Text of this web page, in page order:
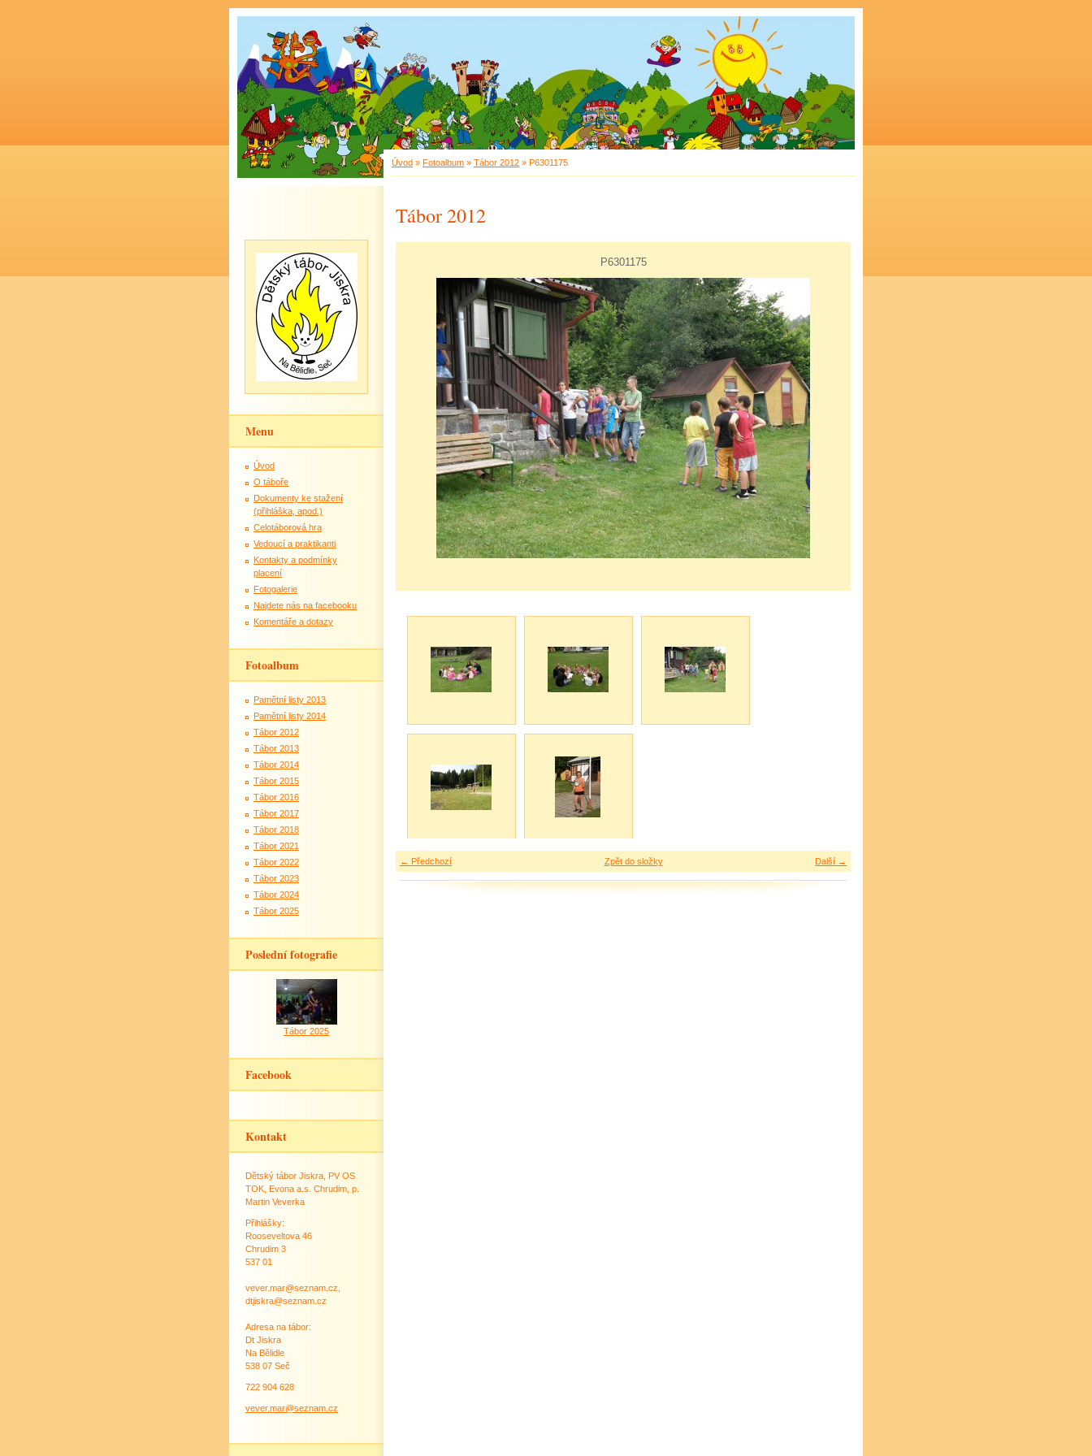
Úvod » Fotoalbum » Tábor 2012 » P6301175
Tábor 2012
P6301175
← Předchozí Další →
Zpět do složky
Menu
Úvod
O táboře
Dokumenty ke stažení
(přihláška, apod.)
Celotáborová hra
Vedoucí a praktikanti
Kontakty a podmínky
placení
Fotogalerie
Najdete nás na facebooku
Komentáře a dotazy
Fotoalbum
Pamětní listy 2013
Pamětní listy 2014
Tábor 2012
Tábor 2013
Tábor 2014
Tábor 2015
Tábor 2016
Tábor 2017
Tábor 2018
Tábor 2021
Tábor 2022
Tábor 2023
Tábor 2024
Tábor 2025
Poslední fotografie
Tábor 2025
Facebook
Kontakt
Dětský tábor Jiskra, PV OS
TOK, Evona a.s. Chrudim, p.
Martin Veverka
Přihlášky:
Rooseveltova 46
Chrudim 3
537 01
vever.mar@seznam.cz,
dtjiskra@seznam.cz
Adresa na tábor:
Dt Jiskra
Na Bělidle
538 07 Seč
722 904 628
vever.mar@seznam.cz